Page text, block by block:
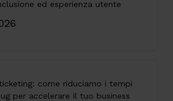
ed esperienza utente
come riduciamo i tempi
per accelerare il tuo business